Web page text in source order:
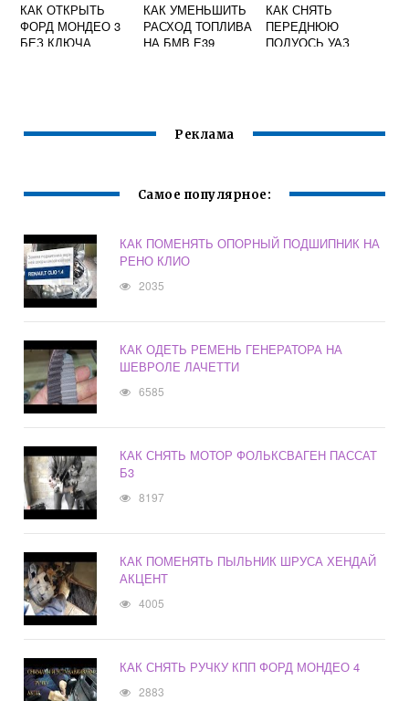
КАК ОТКРЫТЬ
ФОРД МОНДЕО 3
БЕЗ КЛЮЧА
КАК УМЕНЬШИТЬ
РАСХОД ТОПЛИВА
НА БМВ Е39
КАК СНЯТЬ
ПЕРЕДНЮЮ
ПОЛУОСЬ УАЗ
Реклама
Самое популярное:
КАК ПОМЕНЯТЬ ОПОРНЫЙ ПОДШИПНИК НА
РЕНО КЛИО
2035
КАК ОДЕТЬ РЕМЕНЬ ГЕНЕРАТОРА НА
ШЕВРОЛЕ ЛАЧЕТТИ
6585
КАК СНЯТЬ МОТОР ФОЛЬКСВАГЕН ПАССАТ
Б3
8197
КАК ПОМЕНЯТЬ ПЫЛЬНИК ШРУСА ХЕНДАЙ
АКЦЕНТ
4005
КАК СНЯТЬ РУЧКУ КПП ФОРД МОНДЕО 4
2883